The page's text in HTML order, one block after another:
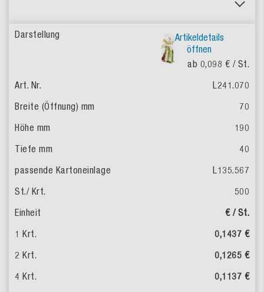
Artikeldetails
öffnen
ab 0,098 € / St.
L241.070
70
190
40
L135.567
500
€ / St.
0,1437 €
0,1265 €
0,1137 €